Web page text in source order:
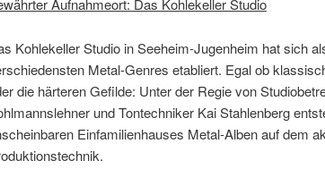
Aufnahmeort: Das Kohlekeller Studio
Kohlekeller Studio in Seeheim-Jugenheim hat sich
Metal-Genres etabliert. Egal ob
die härteren Gefilde: Unter der Regie von
und Tontechniker Kai Stahlenberg
Einfamilienhauses Metal-Alben auf dem